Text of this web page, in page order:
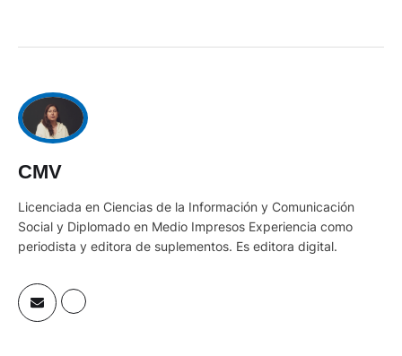
CMV
Licenciada en Ciencias de la Información y Comunicación
Social y Diplomado en Medio Impresos Experiencia como
periodista y editora de suplementos. Es editora digital.